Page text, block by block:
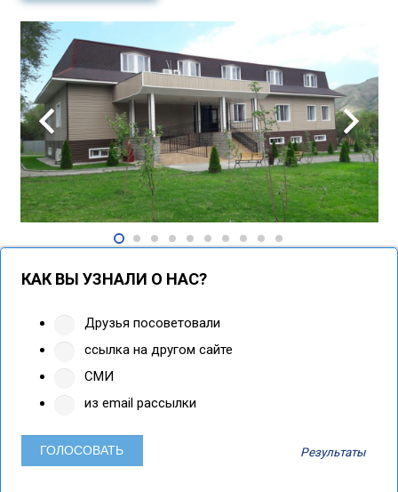
КАК ВЫ УЗНАЛИ О НАС?
Друзья посоветовали
ссылка на другом сайте
СМИ
из email рассылки
Результаты